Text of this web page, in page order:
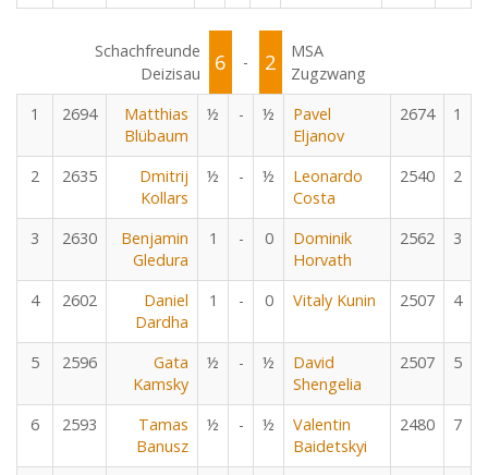
Schachfreunde
Deizisau
6 - 2
MSA
Zugzwang
1
2694
Matthias
Blübaum
½ - ½
Pavel
Eljanov
2674 1
2 2635
Dmitrij
Kollars
½ - ½
Leonardo
Costa
2540 2
3 2630
Benjamin
Gledura
1 - 0
Dominik
Horvath
2562 3
4 2602
Daniel
Dardha
1 - 0 Vitaly Kunin 2507 4
5 2596
Gata
Kamsky
½ - ½
David
Shengelia
2507 5
6 2593
Tamas
Banusz
½ - ½
Valentin
Baidetskyi
2480 7